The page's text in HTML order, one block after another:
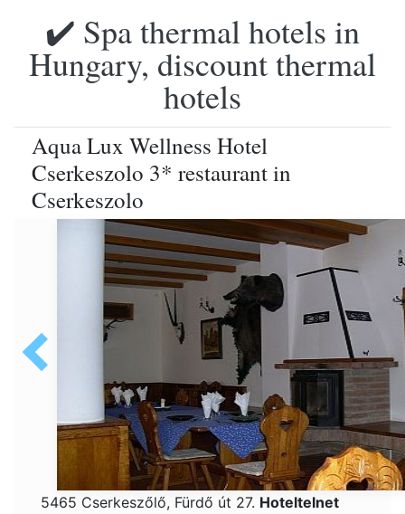
✔️ Spa thermal hotels in
Hungary, discount thermal
hotels
Aqua Lux Wellness Hotel
Cserkeszolo 3* restaurant in
Cserkeszolo
5465 Cserkeszőlő, Fürdő út 27. Hoteltelnet